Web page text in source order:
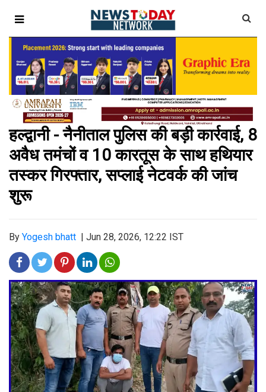
हल्द्वानी - नैनीताल पुलिस की बड़ी कार्रवाई, 8
अवैध तमंचों व 10 कारतूस के साथ हथियार
तस्कर गिरफ्तार, सप्लाई नेटवर्क की जांच
शुरू
By Yogesh bhatt Jun 28, 2026, 12:22 IST